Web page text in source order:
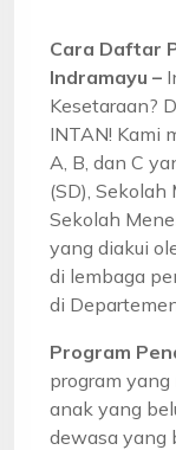
Cara Daftar
Indramayu –
Kesetaraan?
INTAN! Kami
A, B, dan C
(SD), Sekolah
Sekolah
yang diakui
di lembaga
di
Program
program
anak yang
dewasa yang